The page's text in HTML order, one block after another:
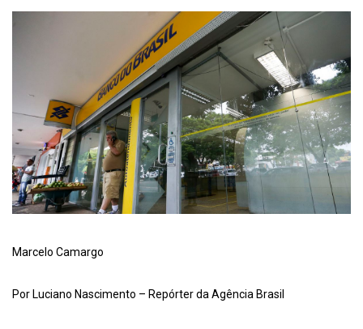
Marcelo Camargo
Por Luciano Nascimento – Repórter da Agência Brasil